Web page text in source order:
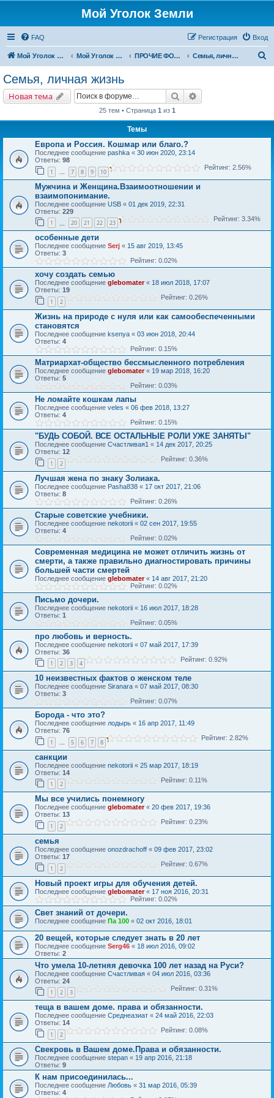
Мой Уголок Земли
FAQ Вход
Регистрация
Мой Уголок Земли Мой Уголок Земли ПРОЧИЕ ФОРУМЫ Семья, личная жизнь
Семья, личная жизнь
Новая тема Поиск
25 тем • Страница 1 из 1
Темы
Европа и Россия. Кошмар или благо.?
Последнее сообщение pashka « 30 июн 2020, 23:14
Ответы: 98
1 … 7 8 9 10
Рейтинг: 2.56%
Мужчина и Женщина.Взаимоотношении и
взаимопонимание.
Последнее сообщение USB « 01 дек 2019, 22:31
Ответы: 229
1 20 21 22 23
Рейтинг: 3.34%
особенные дети
Последнее сообщение Serj « 15 авг 2019, 13:45
Ответы: 3
Рейтинг: 0.02%
хочу создать семью
Последнее сообщение glebomater« 18 июл 2018, 17:07
Ответы: 19
1 2
Рейтинг: 0.26%
Жизнь на природе с нуля или как самообеспеченными
становятся
Последнее сообщение ksenya « 03 июн 2018, 20:44
Ответы: 4
Рейтинг: 0.15%
Матриархат-общество бессмысленного потребления
Последнее сообщение glebomater« 19 мар 2018, 16:20
Ответы: 5
Рейтинг: 0.03%
Не ломайте кошкам лапы
Последнее сообщение veles « 06 фев 2018, 13:27
Ответы: 4
Рейтинг: 0.15%
"БУДЬ СОБОЙ. ВСЕ ОСТАЛЬНЫЕ РОЛИ УЖЕ ЗАНЯТЫ"
Последнее сообщение Счастливая1 « 14 дек 2017, 20:25
Ответы: 12
1 2
Рейтинг: 0.36%
Лучшая жена по знаку Золиака.
Последнее сообщение Pasha838 « 17 окт 2017, 21:06
Ответы: 8
Рейтинг: 0.26%
Старые советские учебники.
Последнее сообщение nekotorii « 02 сен 2017, 19:55
Ответы: 4
Рейтинг: 0.02%
Современная медицина не может отличить жизнь от
смерти, а также правильно диагностировать причины
большей части смертей
Последнее сообщение glebomater« 14 авг 2017, 21:20
Рейтинг: 0.02%
Письмо дочери.
Последнее сообщение nekotorii « 16 июл 2017, 18:28
Ответы: 1
Рейтинг: 0.05%
про любовь и верность.
Последнее сообщение nekotorii « 07 май 2017, 17:39
Ответы: 36
1 2 3 4
Рейтинг: 0.92%
10 неизвестных фактов о женском теле
Последнее сообщение Siranara « 07 май 2017, 08:30
Ответы: 3
Рейтинг: 0.07%
Борода - что это?
Последнее сообщение лодырь « 16 апр 2017, 11:49
Ответы: 76
1 … 5 6 7 8
Рейтинг: 2.82%
санкции
Последнее сообщение nekotorii « 25 мар 2017, 18:19
Ответы: 14
1 2
Рейтинг: 0.11%
Мы все учились понемногу
Последнее сообщение glebomater« 20 фев 2017, 19:36
Ответы: 13
1 2
Рейтинг: 0.23%
семья
Последнее сообщение onozdrachoff « 09 фев 2017, 23:02
Ответы: 17
1 2
Рейтинг: 0.67%
Новый проект игры для обучения детей.
Последнее сообщение glebomater« 17 ноя 2016, 20:31
Рейтинг: 0.02%
Свет знаний от дочери.
Последнее сообщение Па 100 « 02 окт 2016, 18:01
20 вещей, которые следует знать в 20 лет
Последнее сообщение Serg46 « 18 июл 2016, 09:02
Ответы: 2
Что умела 10-летняя девочка 100 лет назад на Руси?
Последнее сообщение Счастливая « 04 июл 2016, 03:36
Ответы: 24
1 2 3
Рейтинг: 0.31%
теща в вашем доме. права и обязанности.
Последнее сообщение Среднеазиат « 24 май 2016, 22:03
Ответы: 14
1 2
Рейтинг: 0.08%
Свекровь в Вашем доме.Права и обязанности.
Последнее сообщение stepan « 19 апр 2016, 21:18
Ответы: 9
К нам присоединилась...
Последнее сообщение Любовь « 31 мар 2016, 05:39
Ответы: 4